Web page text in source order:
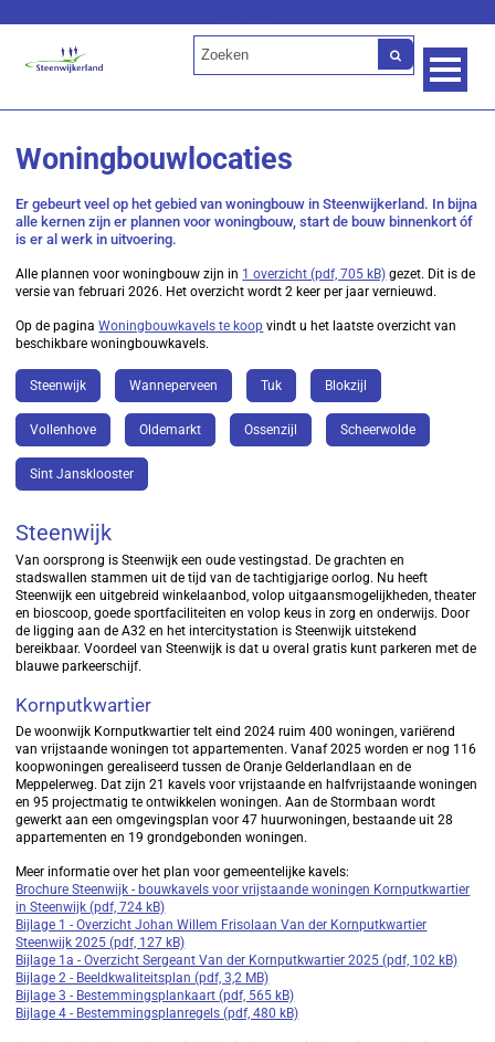
Woningbouwlocaties
Er gebeurt veel op het gebied van woningbouw in Steenwijkerland. In bijna
alle kernen zijn er plannen voor woningbouw, start de bouw binnenkort óf
is er al werk in uitvoering.
Alle plannen voor woningbouw zijn in 1 overzicht (pdf, 705 kB) gezet. Dit is de
versie van februari 2026. Het overzicht wordt 2 keer per jaar vernieuwd.
Op de paginaWoningbouwkavels te koop vindt u het laatste overzicht van
beschikbare woningbouwkavels.
Steenwijk Wanneperveen Tuk Blokzijl
Vollenhove Oldemarkt Ossenzijl Scheerwolde
Sint Jansklooster
Steenwijk
Van oorsprong is Steenwijk een oude vestingstad. De grachten en
stadswallen stammen uit de tijd van de tachtigjarige oorlog. Nu heeft
Steenwijk een uitgebreid winkelaanbod, volop uitgaansmogelijkheden, theater
en bioscoop, goede sportfaciliteiten en volop keus in zorg en onderwijs. Door
de ligging aan de A32 en het intercitystation is Steenwijk uitstekend
bereikbaar. Voordeel van Steenwijk is dat u overal gratis kunt parkeren met de
blauwe parkeerschijf.
Kornputkwartier
De woonwijk Kornputkwartier telt eind 2024 ruim 400 woningen, variërend
van vrijstaande woningen tot appartementen. Vanaf 2025 worden er nog 116
koopwoningen gerealiseerd tussen de Oranje Gelderlandlaan en de
Meppelerweg. Dat zijn 21 kavels voor vrijstaande en halfvrijstaande woningen
en 95 projectmatig te ontwikkelen woningen. Aan de Stormbaan wordt
gewerkt aan een omgevingsplan voor 47 huurwoningen, bestaande uit 28
appartementen en 19 grondgebonden woningen.
Meer informatie over het plan voor gemeentelijke kavels:
Brochure Steenwijk - bouwkavels voor vrijstaande woningen Kornputkwartier
in Steenwijk (pdf, 724 kB)
Bijlage 1 - Overzicht Johan Willem Frisolaan Van der Kornputkwartier
Steenwijk 2025 (pdf, 127 kB)
Bijlage 1a - Overzicht Sergeant Van der Kornputkwartier 2025 (pdf, 102 kB)
Bijlage 2 - Beeldkwaliteitsplan (pdf, 3,2 MB)
Bijlage 3 - Bestemmingsplankaart (pdf, 565 kB)
Bijlage 4 - Bestemmingsplanregels (pdf, 480 kB)